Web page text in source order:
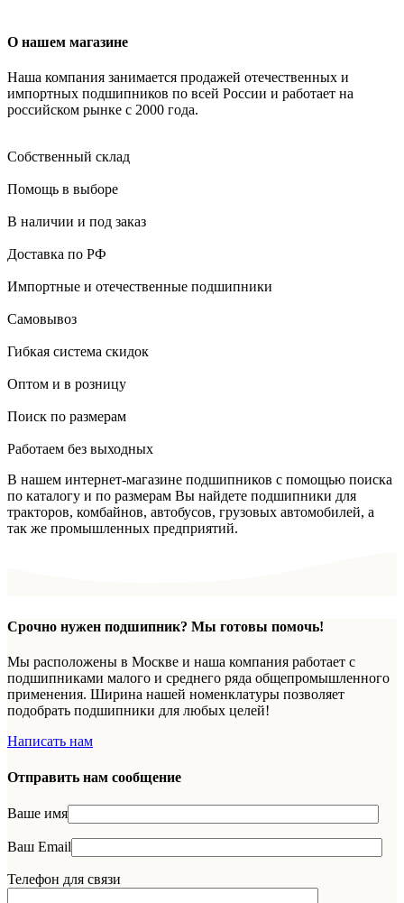
О нашем магазине
Наша компания занимается продажей отечественных и
импортных подшипников по всей России и работает на
российском рынке с 2000 года.
Собственный склад
Помощь в выборе
В наличии и под заказ
Доставка по РФ
Импортные и отечественные подшипники
Самовывоз
Гибкая система скидок
Оптом и в розницу
Поиск по размерам
Работаем без выходных
В нашем интернет-магазине подшипников с помощью поиска
по каталогу и по размерам Вы найдете подшипники для
тракторов, комбайнов, автобусов, грузовых автомобилей, а
так же промышленных предприятий.
Срочно нужен подшипник? Мы готовы помочь!
Мы расположены в Москве и наша компания работает с
подшипниками малого и среднего ряда общепромышленного
применения. Ширина нашей номенклатуры позволяет
подобрать подшипники для любых целей!
Написать нам
Отправить нам сообщение
Ваше имя
Ваш Email
Телефон для связи